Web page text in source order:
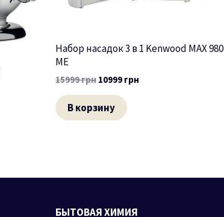
Набор насадок 3 в 1 Kenwood MAX 980
ME
15999грн 10999 грн
В корзину
БЫТОВАЯ ХИМИЯ